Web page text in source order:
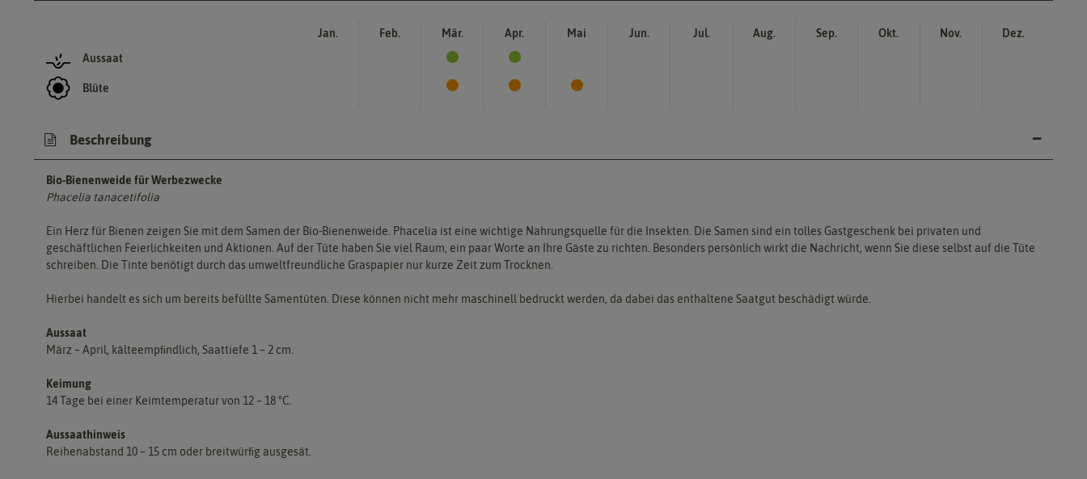
Aussaat
Blüte
Jan. Feb. Mär. Apr. Mai Jun. Jul. Aug. Sep. Okt. Nov. Dez.
Beschreibung
Bio-Bienenweide für Werbezwecke
Phacelia tanacetifolia
Ein Herz für Bienen zeigen Sie mit dem Samen der Bio-Bienenweide. Phacelia ist eine wichtige Nahrungsquelle für die Insekten. Die Samen sind ein tolles Gastgeschenk bei privaten und
geschäftlichen Feierlichkeiten und Aktionen. Auf der Tüte haben Sie viel Raum, ein paar Worte an Ihre Gäste zu richten. Besonders persönlich wirkt die Nachricht, wenn Sie diese selbst auf die Tüte
schreiben. Die Tinte benötigt durch das umweltfreundliche Graspapier nur kurze Zeit zum Trocknen.
Hierbei handelt es sich um bereits befüllte Samentüten. Diese können nicht mehr maschinell bedruckt werden, da dabei das enthaltene Saatgut beschädigt würde.
Aussaat
März – April, kälteempﬁndlich, Saattiefe 1 – 2 cm.
Keimung
14 Tage bei einer Keimtemperatur von 12 – 18 °C.
Aussaathinweis
Reihenabstand 10 – 15 cm oder breitwürﬁg ausgesät.